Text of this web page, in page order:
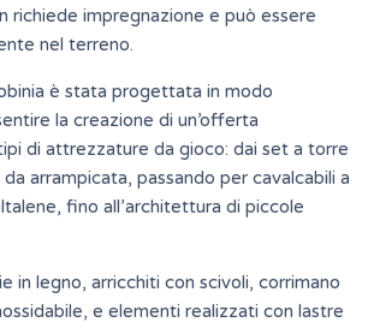
richiede impregnazione e può essere
nel terreno.
è stata progettata in modo
la creazione di un’offerta
di attrezzature da gioco: dai set a torre
arrampicata, passando per cavalcabili a
fino all’architettura di piccole
in legno, arricchiti con scivoli, corrimano
e elementi realizzati con lastre